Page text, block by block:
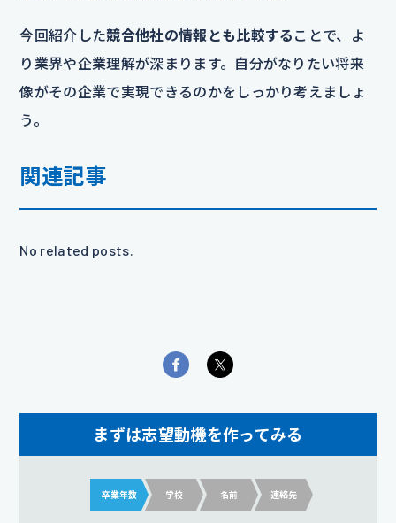
今回紹介した競合他社の情報とも比較する ことで、よ
り業界や企業理解が深まります。自分がなりたい将来
像がその企業で実現できるのかをしっかり考えましょ
う。
関連記事
No related posts.
まずは志望動機を作ってみる
卒業年数 学校 名前 連絡先